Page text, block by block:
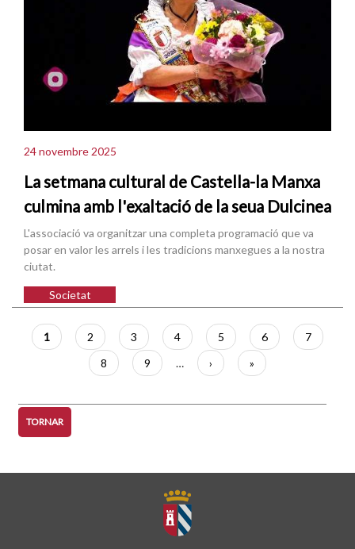
24 novembre 2025
La setmana cultural de Castella-la Manxa
culmina amb l'exaltació de la seua Dulcinea
L'associació va organitzar una completa programació que va
posar en valor les arrels i les tradicions manxegues a la nostra
ciutat.
Societat
Paginació
Pàgina
actual
1 Pàgina
2 Pàgina
3 Pàgina
4 Pàgina
5 Pàgina
6 Pàgina
7
Pàgina
8 Pàgina
9 …
Pàgina
següent
›
Última
pàgina
»
TORNAR